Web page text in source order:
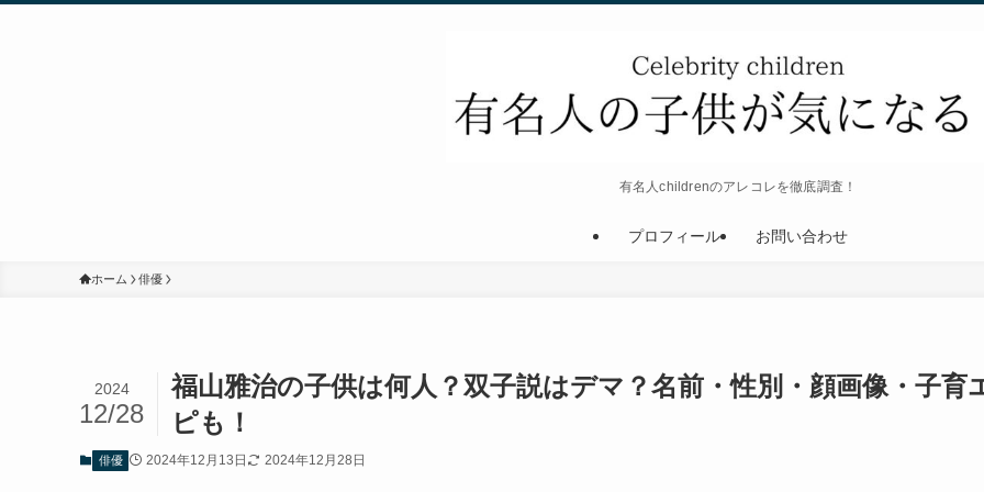
有名人childrenのアレコレを徹底調査！
プロフィール お問い合わせ
ホーム 俳優
福山雅治の子供は何人？双子説はデマ？名前・性別・顔画像・子育
ピも！
2024
12/28
俳優 2024年12月13日 2024年12月28日